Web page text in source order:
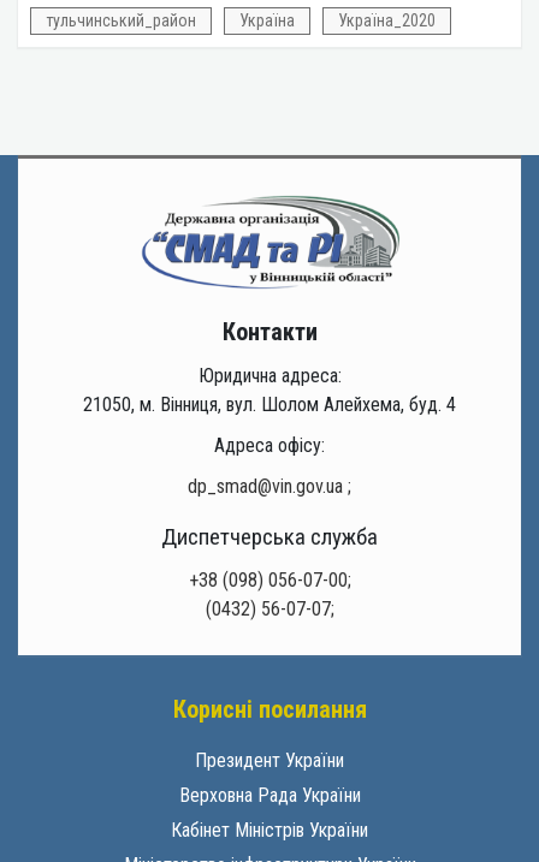
тульчинський_район Україна Україна_2020
Контакти
Юридична адреса:
21050, м. Вінниця, вул. Шолом Алейхема, буд. 4
Адреса офісу:
dp_smad@vin.gov.ua ;
Диспетчерська служба
+38 (098) 056-07-00;
(0432) 56-07-07;
Корисні посилання
Президент України
Верховна Рада України
Кабінет Міністрів України